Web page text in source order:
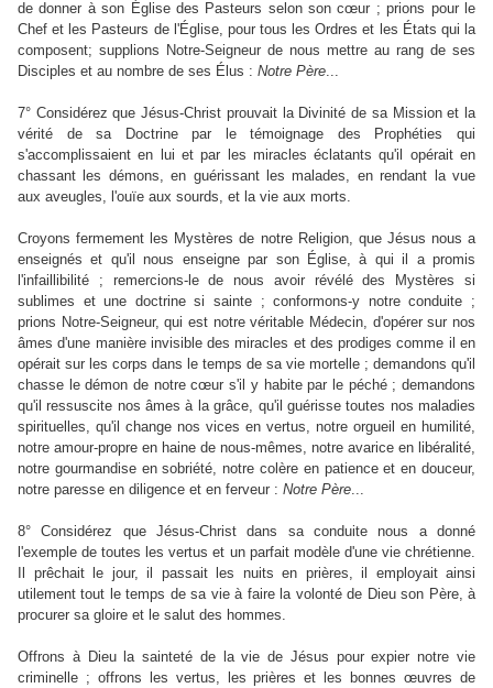
de donner à son Église des Pasteurs selon son cœur ; prions pour le
Chef et les Pasteurs de l'Église, pour tous les Ordres et les États qui la
composent; supplions Notre-Seigneur de nous mettre au rang de ses
Disciples et au nombre de ses Élus : Notre Père...
7° Considérez que Jésus-Christ prouvait la Divinité de sa Mission et la
vérité de sa Doctrine par le témoignage des Prophéties qui
s'accomplissaient en lui et par les miracles éclatants qu'il opérait en
chassant les démons, en guérissant les malades, en rendant la vue
aux aveugles, l'ouïe aux sourds, et la vie aux morts.
Croyons fermement les Mystères de notre Religion, que Jésus nous a
enseignés et qu'il nous enseigne par son Église, à qui il a promis
l'infaillibilité ; remercions-le de nous avoir révélé des Mystères si
sublimes et une doctrine si sainte ; conformons-y notre conduite ;
prions Notre-Seigneur, qui est notre véritable Médecin, d'opérer sur nos
âmes d'une manière invisible des miracles et des prodiges comme il en
opérait sur les corps dans le temps de sa vie mortelle ; demandons qu'il
chasse le démon de notre cœur s'il y habite par le péché ; demandons
qu'il ressuscite nos âmes à la grâce, qu'il guérisse toutes nos maladies
spirituelles, qu'il change nos vices en vertus, notre orgueil en humilité,
notre amour-propre en haine de nous-mêmes, notre avarice en libéralité,
notre gourmandise en sobriété, notre colère en patience et en douceur,
notre paresse en diligence et en ferveur : Notre Père...
8° Considérez que Jésus-Christ dans sa conduite nous a donné
l'exemple de toutes les vertus et un parfait modèle d'une vie chrétienne.
Il prêchait le jour, il passait les nuits en prières, il employait ainsi
utilement tout le temps de sa vie à faire la volonté de Dieu son Père, à
procurer sa gloire et le salut des hommes.
Offrons à Dieu la sainteté de la vie de Jésus pour expier notre vie
criminelle ; offrons les vertus, les prières et les bonnes œuvres de